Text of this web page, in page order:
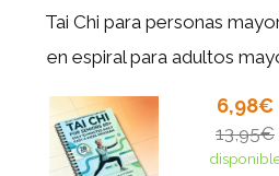
Tai Chi para personas
en espiral para adultos
6,98€
13,95€